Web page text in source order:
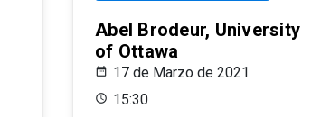
Abel Brodeur, University
of Ottawa
17 de Marzo de 2021
15:30